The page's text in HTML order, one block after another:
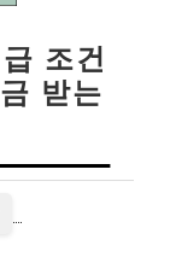
조건
받는